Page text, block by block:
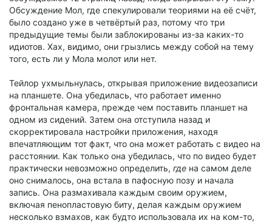
Обсуждение Мол, где спекулировали теориями на её счёт,
было создано уже в четвёртый раз, потому что три
предыдущие темы были заблокированы из-за каких-то
идиотов. Хах, видимо, они грызлись между собой на тему
того, есть ли у Мола молот или нет.
Тейлор ухмыльнулась, открывая приложение видеозаписи
на планшете. Она убедилась, что работает именно
фронтальная камера, прежде чем поставить планшет на
одном из сидений. Затем она отступила назад и
скорректировала настройки приложения, находя
впечатляющим тот факт, что она может работать с видео на
расстоянии. Как только она убедилась, что по видео будет
практически невозможно определить, где на самом деле
оно снималось, она встала в пафосную позу и начала
запись. Она размахивала каждым своим оружием,
включая пенопластовую биту, делая каждым оружием
несколько взмахов, как будто использовала их на ком-то,